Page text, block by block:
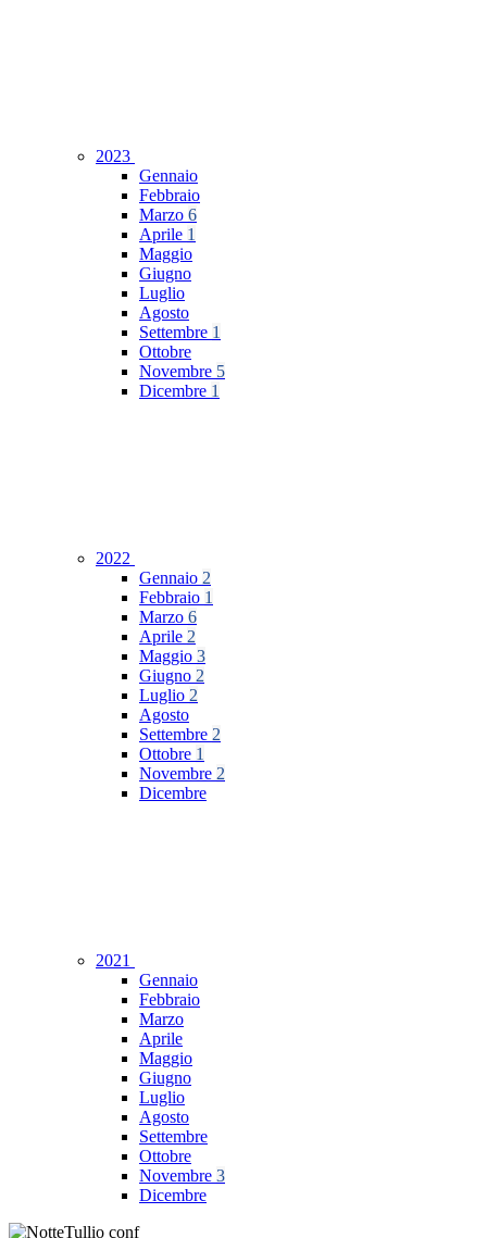
2023
Gennaio
Febbraio
Marzo 6
Aprile 1
Maggio
Giugno
Luglio
Agosto
Settembre 1
Ottobre
Novembre 5
Dicembre 1
2022
Gennaio 2
Febbraio 1
Marzo 6
Aprile 2
Maggio 3
Giugno 2
Luglio 2
Agosto
Settembre 2
Ottobre 1
Novembre 2
Dicembre
2021
Gennaio
Febbraio
Marzo
Aprile
Maggio
Giugno
Luglio
Agosto
Settembre
Ottobre
Novembre 3
Dicembre